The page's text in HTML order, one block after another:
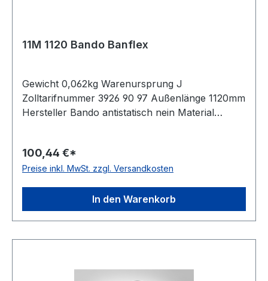
11M 1120 Bando Banflex
Gewicht 0,062kg Warenursprung J
Zolltarifnummer 3926 90 97 Außenlänge 1120mm
Hersteller Bando antistatisch nein Material
100,44 €*
Preise inkl. MwSt. zzgl. Versandkosten
In den Warenkorb